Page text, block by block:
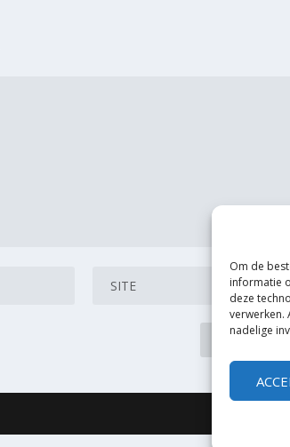
Om de
informatie
deze
verwerken.
nadelige